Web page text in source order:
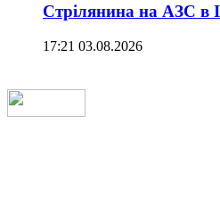
Стрілянина на АЗС в
17:21 03.08.2026